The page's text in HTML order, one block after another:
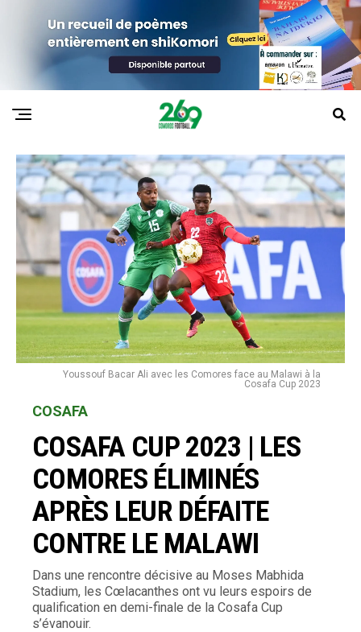
Youssouf Bacar Ali avec les Comores face au Malawi à la
Cosafa Cup 2023
COSAFA
COSAFA CUP 2023 | LES
COMORES ÉLIMINÉS
APRÈS LEUR DÉFAITE
CONTRE LE MALAWI
Dans une rencontre décisive au Moses Mabhida
Stadium, les Cœlacanthes ont vu leurs espoirs de
qualification en demi-finale de la Cosafa Cup
s’évanouir.